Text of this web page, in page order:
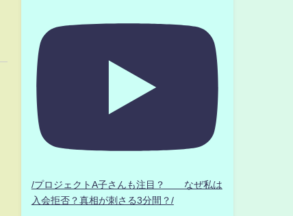
/プロジェクトA子さんも注目？ なぜ私は
入会拒否？真相が刺さる3分間？/